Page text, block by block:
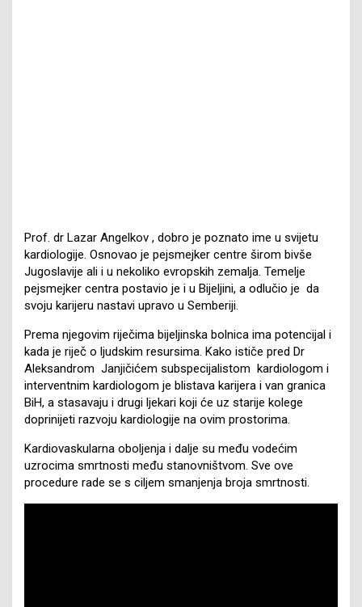
Prof. dr Lazar Angelkov , dobro je poznato ime u svijetu
kardiologije. Osnovao je pejsmejker centre širom bivše
Jugoslavije ali i u nekoliko evropskih zemalja. Temelje
pejsmejker centra postavio je i u Bijeljini, a odlučio je da
svoju karijeru nastavi upravo u Semberiji.
Prema njegovim riječima bijeljinska bolnica ima potencijal i
kada je riječ o ljudskim resursima. Kako ističe pred Dr
Aleksandrom Janjičićem subspecijalistom kardiologom i
interventnim kardiologom je blistava karijera i van granica
BiH, a stasavaju i drugi ljekari koji će uz starije kolege
doprinijeti razvoju kardiologije na ovim prostorima.
Kardiovaskularna oboljenja i dalje su među vodećim
uzrocima smrtnosti među stanovništvom. Sve ove
procedure rade se s ciljem smanjenja broja smrtnosti.